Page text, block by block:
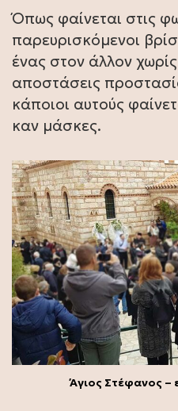
Όπως φαίνεται στις
παρευρισκόμενοι
ένας στον άλλον
αποστάσεις
κάποιοι αυτούς
καν μάσκες.
Άγιος Στέφανος –